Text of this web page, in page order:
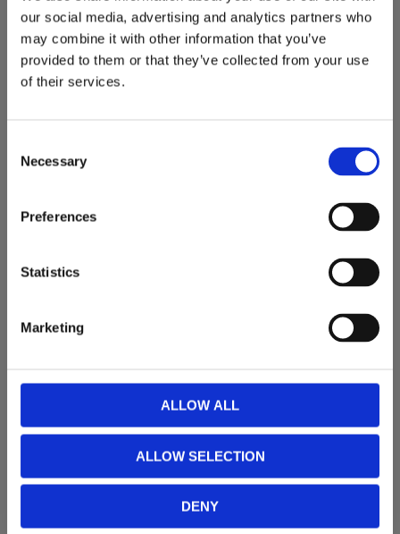
our social media, advertising and analytics partners who
may combine it with other information that you’ve
provided to them or that they’ve collected from your use
of their services.
Selection
Necessary
Preferences
Statistics
Marketing
ALLOW ALL
ALLOW SELECTION
DENY
FAST FIXERAD